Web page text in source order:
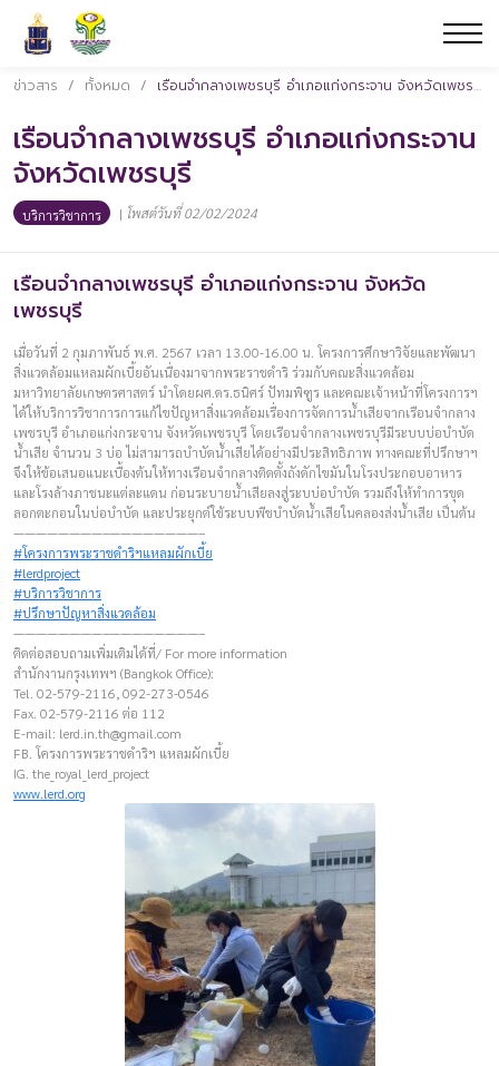
ข่าวสาร / ทั้งหมด / เรือนจำกลางเพชรบุรี อำเภอแก่งกระจาน จังหวัดเพชรบุรี
เรือนจำกลางเพชรบุรี อำเภอแก่งกระจาน
จังหวัดเพชรบุรี
บริการวิชาการ | โพสต์วันที่ 02/02/2024
เรือนจำกลางเพชรบุรี อำเภอแก่งกระจาน จังหวัด
เพชรบุรี
เมื่อวันที่ 2 กุมภาพันธ์ พ.ศ. 2567 เวลา 13.00-16.00 น. โครงการศึกษาวิจัยและพัฒนา
สิ่งแวดล้อมแหลมผักเบี้ยอันเนื่องมาจากพระราชดำริ ร่วมกับคณะสิ่งแวดล้อม
มหาวิทยาลัยเกษตรศาสตร์ นำโดยผศ.ดร.ธนิศร์ ปัทมพิฑูร และคณะเจ้าหน้าที่โครงการฯ
ได้ให้บริการวิชาการการแก้ไขปัญหาสิ่งแวดล้อมเรื่องการจัดการน้ำเสียจากเรือนจำกลาง
เพชรบุรี อำเภอแก่งกระจาน จังหวัดเพชรบุรี โดยเรือนจำกลางเพชรบุรีมีระบบบ่อบำบัด
น้ำเสีย จำนวน 3 บ่อ ไม่สามารถบำบัดน้ำเสียได้อย่างมีประสิทธิภาพ ทางคณะที่ปรึกษาฯ
จึงให้ข้อเสนอแนะเบื้องต้นให้ทางเรือนจำกลางติดตั้งถังดักไขมันในโรงประกอบอาหาร
และโรงล้างภาชนะแต่ละแดน ก่อนระบายน้ำเสียลงสู่ระบบ่อบำบัด รวมถึงให้ทำการขุด
ลอกตะกอนในบ่อบำบัด และประยุกต์ใช้ระบบพืชบำบัดน้ำเสียในคลองส่งน้ำเสีย เป็นต้น
————————–————————–
#โครงการพระราชดำริฯแหลมผักเบี้ย
#lerdproject
#บริการวิชาการ
#ปรึกษาปัญหาสิ่งแวดล้อม
————————–————————–
ติดต่อสอบถามเพิ่มเติมได้ที่/ For more information
สำนักงานกรุงเทพฯ (Bangkok Office):
Tel. 02-579-2116, 092-273-0546
Fax. 02-579-2116 ต่อ 112
E-mail: lerd.in.th@gmail.com
FB. โครงการพระราชดำริฯ แหลมผักเบี้ย
IG. the_royal_lerd_project
www.lerd.org